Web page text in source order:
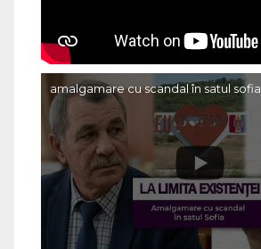
amalgamare cu scandal în satul sofia